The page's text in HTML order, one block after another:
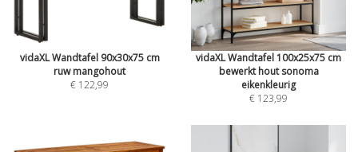
vidaXL Wandtafel 90x30x75 cm
ruw mangohout
€ 122,99
vidaXL Wandtafel 100x25x75 cm
bewerkt hout sonoma
eikenkleurig
€ 123,99